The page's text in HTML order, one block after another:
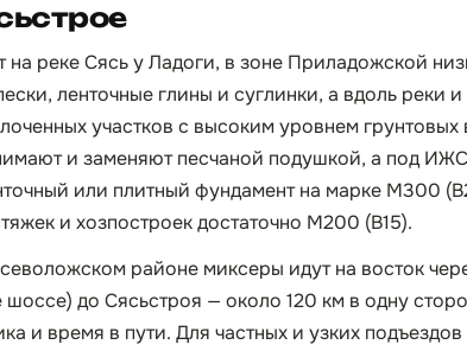
на реке Сясь у Ладоги, в зоне Приладожской
ленточные глины и суглинки, а вдоль реки и
участков с высоким уровнем грунтовых
и заменяют песчаной подушкой, а под
или плитный фундамент на марке М300
и хозпостроек достаточно М200 (B15).
районе миксеры идут на восток
до Сясьстроя — около 120 км в одну
и время в пути. Для частных и узких